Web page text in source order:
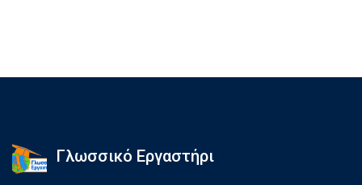
Γλωσσικό Εργαστήρι